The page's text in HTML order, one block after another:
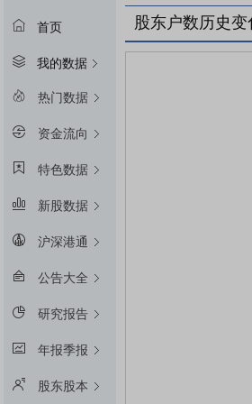
首页
我的数据
热门数据
资金流向
特色数据
新股数据
沪深港通
公告大全
研究报告
年报季报
股东股本
股东户数历史